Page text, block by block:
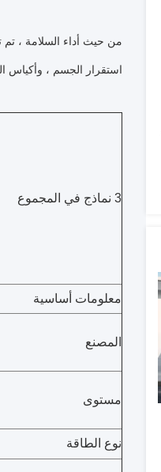
استقرار الجسم ، وأكياس
3 نماذج في المجموع
معلومات أساسية
المصنع
مستوى
نوع الطاقة